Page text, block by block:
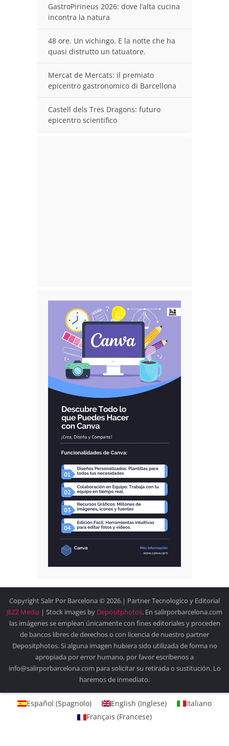
GastroPirineus 2026: dove l’alta cucina
incontra la natura
48 ore. Un vichingo. E la notte che ha
quasi distrutto un tatuatore.
Mercat de Mercats: il premiato
epicentro gastronomico di Barcellona
Castell dels Tres Dragons: futuro
epicentro scientifico
Copyright Salir Por Barcelona © 2026.| Partner Tecnologico y Editorial
JEZZ Media | Stock images by Depositphotos. En salirporbarcelona.com
las imágenes se emplean únicamente con fines editoriales y proceden
de bancos libres de derechos o con licencia de nuestro partner
Depositphotos. Si alguna imagen hubiera sido utilizada de forma no
apropiada por error humano, por favor escríbenos a
info@salirporbarcelona.com para solicitar su retirada o sustitución. Lo
haremos de inmediato.
Español (Spagnolo) English (Inglese)
Italiano
Français (Francese)